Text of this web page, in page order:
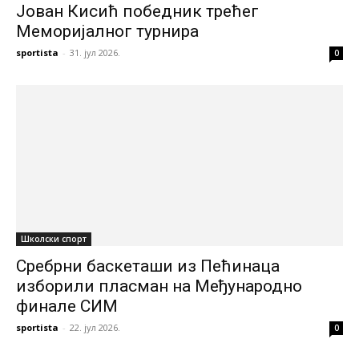
Јован Кисић победник трећег
Меморијалног турнира
sportista - 31. јул 2026. 0
Школски спорт
Сребрни баскеташи из Пећинаца
изборили пласман на Међународно
финале СИМ
sportista - 22. јул 2026. 0